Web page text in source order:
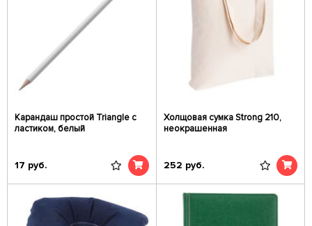
Карандаш простой Triangle с
ластиком, белый
17 руб.
Холщовая сумка Strong 210,
неокрашенная
252 руб.